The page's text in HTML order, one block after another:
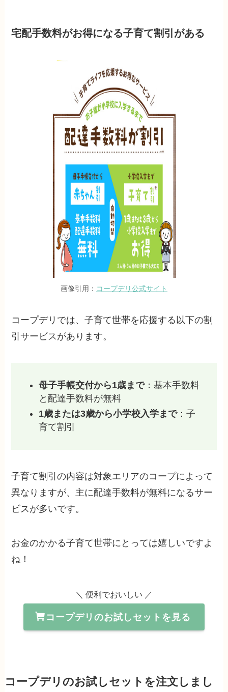
宅配手数料がお得になる子育て割引がある
画像引用： コープデリ公式サイト
コープデリでは、子育て世帯を応援する以下の割
引サービスがあります。
母子手帳交付から1歳まで：基本手数料
と配達手数料が無料
1歳または3歳から小学校入学まで：子
育て割引
子育て割引の内容は対象エリアのコープによって
異なりますが、主に配達手数料が無料になるサー
ビスが多いです。
お金のかかる子育て世帯にとっては嬉しいですよ
ね！
＼ 便利でおいしい ／
コープデリのお試しセットを見る
コープデリのお試しセットを注文しまし